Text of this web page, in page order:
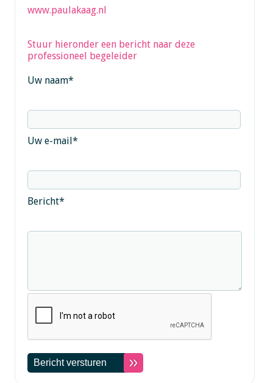
www.paulakaag.nl
Stuur hieronder een bericht naar deze
professioneel begeleider
Uw naam*
Uw e-mail*
Bericht*